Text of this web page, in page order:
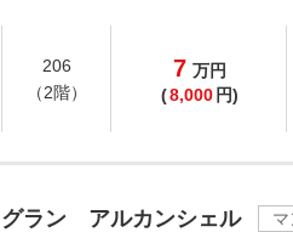
206
（2階）
7 万円
(8,000 円)
グラン アルカンシェル